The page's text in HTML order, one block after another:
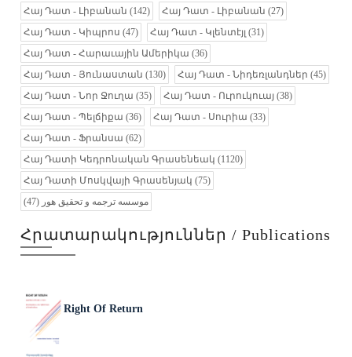
Հայ Դատ - Լիբանան (142) Հայ Դատ - Լիբանան (27)
Հայ Դատ - Կիպրոս (47) Հայ Դատ - Կլենտէյլ (31)
Հայ Դատ - Հարաւային Ամերիկա (36)
Հայ Դատ - Յունաստան (130) Հայ Դատ - Նիդեռլանդներ (45)
Հայ Դատ - Նոր Ջուղա (35) Հայ Դատ - Ուրուկուայ (38)
Հայ Դատ - Պելճիքա (36) Հայ Դատ - Սուրիա (33)
Հայ Դատ - Ֆրանսա (62)
Հայ Դատի Կեդրոնական Գրասենեակ (1120)
Հայ Դատի Մոսկվայի Գրասենյակ (75)
موسسه ترجمه و تحقیق هور (47)
Հրատարակություններ / Publications
Right Of Return